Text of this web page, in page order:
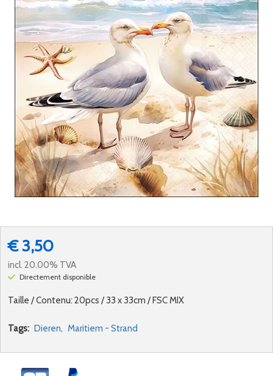
Taille / Contenu: 20pcs / 33 x 33cm / FSC MIX
€ 3,50
incl. 20.00% TVA
Directement disponible
Tags: Dieren, Maritiem - Strand